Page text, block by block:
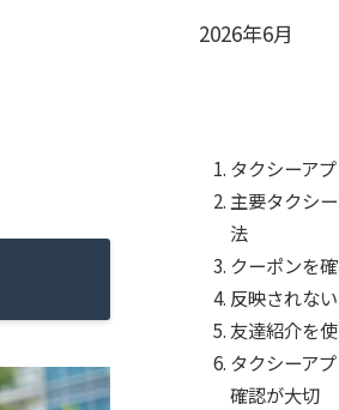
2026年6月
タクシーア
主要タクシ
法
クーポンを
反映されな
友達紹介を
タクシーア
確認が大切